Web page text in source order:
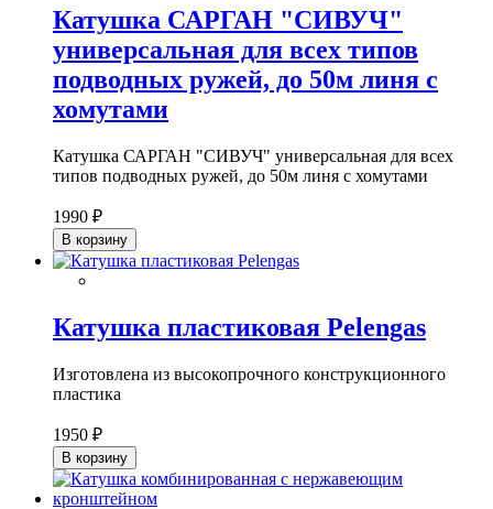
Катушка САРГАН "СИВУЧ"
универсальная для всех типов
подводных ружей, до 50м линя с
хомутами
Катушка САРГАН "СИВУЧ" универсальная для всех
типов подводных ружей, до 50м линя с хомутами
1990 ₽
В корзину
Катушка пластиковая Pelengas
Изготовлена из высокопрочного конструкционного
пластика
1950 ₽
В корзину